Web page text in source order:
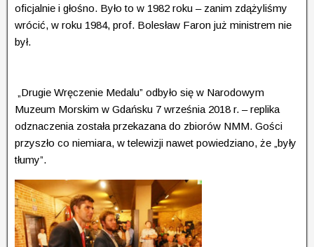
oficjalnie i głośno. Było to w 1982 roku – zanim zdążyliśmy
wrócić, w roku 1984, prof. Bolesław Faron już ministrem nie
był.
„Drugie Wręczenie Medalu” odbyło się w Narodowym
Muzeum Morskim w Gdańsku 7 września 2018 r. – replika
odznaczenia została przekazana do zbiorów NMM. Gości
przyszło co niemiara, w telewizji nawet powiedziano, że „były
tłumy”.